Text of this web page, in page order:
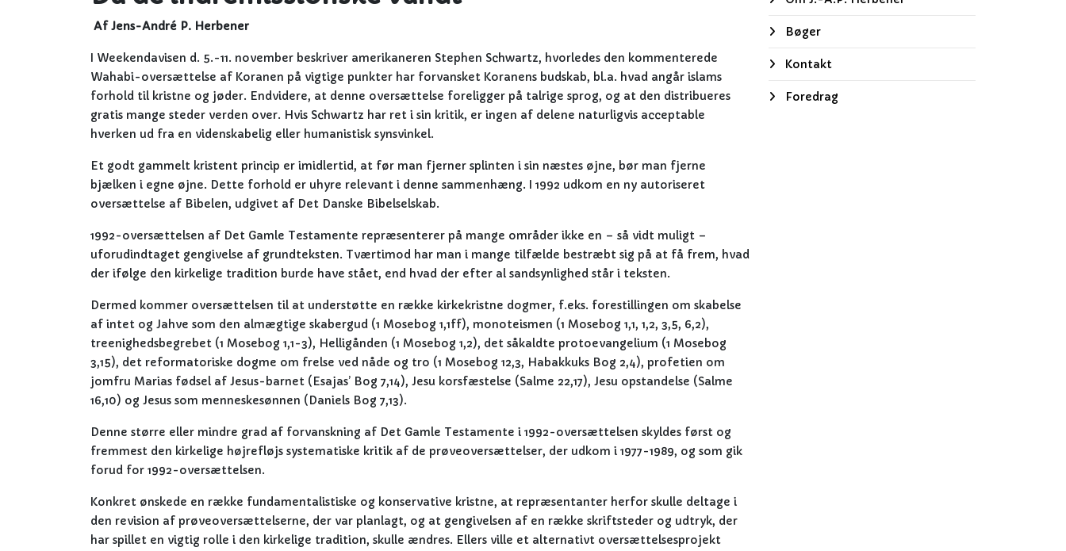
Af Jens-André P. Herbener
I Weekendavisen d. 5.-11. november beskriver amerikaneren Stephen Schwartz, hvorledes den kommenterede
Wahabi-oversættelse af Koranen på vigtige punkter har forvansket Koranens budskab, bl.a. hvad angår islams
forhold til kristne og jøder. Endvidere, at denne oversættelse foreligger på talrige sprog, og at den distribueres
gratis mange steder verden over. Hvis Schwartz har ret i sin kritik, er ingen af delene naturligvis acceptable
hverken ud fra en videnskabelig eller humanistisk synsvinkel.
Et godt gammelt kristent princip er imidlertid, at før man fjerner splinten i sin næstes øjne, bør man fjerne
bjælken i egne øjne. Dette forhold er uhyre relevant i denne sammenhæng. I 1992 udkom en ny autoriseret
oversættelse af Bibelen, udgivet af Det Danske Bibelselskab.
1992-oversættelsen af Det Gamle Testamente repræsenterer på mange områder ikke en – så vidt muligt –
uforudindtaget gengivelse af grundteksten. Tværtimod har man i mange tilfælde bestræbt sig på at få frem, hvad
der ifølge den kirkelige tradition burde have stået, end hvad der efter al sandsynlighed står i teksten.
Dermed kommer oversættelsen til at understøtte en række kirkekristne dogmer, f.eks. forestillingen om skabelse
af intet og Jahve som den almægtige skabergud (1 Mosebog 1,1ff), monoteismen (1 Mosebog 1,1, 1,2, 3,5, 6,2),
treenighedsbegrebet (1 Mosebog 1,1-3), Helligånden (1 Mosebog 1,2), det såkaldte protoevangelium (1 Mosebog
3,15), det reformatoriske dogme om frelse ved nåde og tro (1 Mosebog 12,3, Habakkuks Bog 2,4), profetien om
jomfru Marias fødsel af Jesus-barnet (Esajas’ Bog 7,14), Jesu korsfæstelse (Salme 22,17), Jesu opstandelse (Salme
16,10) og Jesus som menneskesønnen (Daniels Bog 7,13).
Denne større eller mindre grad af forvanskning af Det Gamle Testamente i 1992-oversættelsen skyldes først og
fremmest den kirkelige højrefløjs systematiske kritik af de prøveoversættelser, der udkom i 1977-1989, og som gik
forud for 1992-oversættelsen.
Konkret ønskede en række fundamentalistiske og konservative kristne, at repræsentanter herfor skulle deltage i
den revision af prøveoversættelserne, der var planlagt, og at gengivelsen af en række skriftsteder og udtryk, der
har spillet en vigtig rolle i den kirkelige tradition, skulle ændres. Ellers ville et alternativt oversættelsesprojekt
Bøger
Kontakt
Foredrag